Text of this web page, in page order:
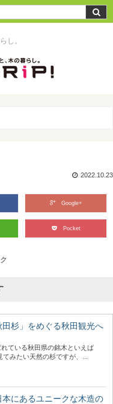
し。
2022.10.23
Google+
Pocket
田杉」をめぐる秋田観光へ
ている秋田県の銘木といえば
てみたい天然の杉ですが、...
にあるユニークな木造の